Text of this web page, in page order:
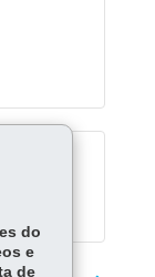
do
e
de